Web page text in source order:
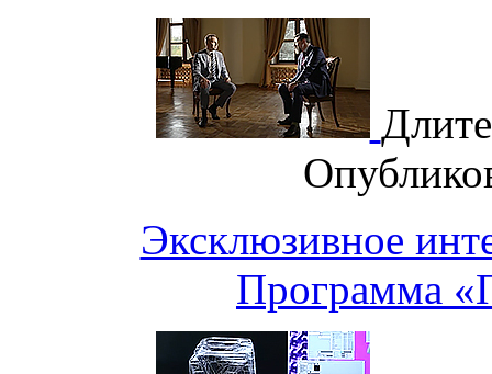
Эксклюзивное
Программа